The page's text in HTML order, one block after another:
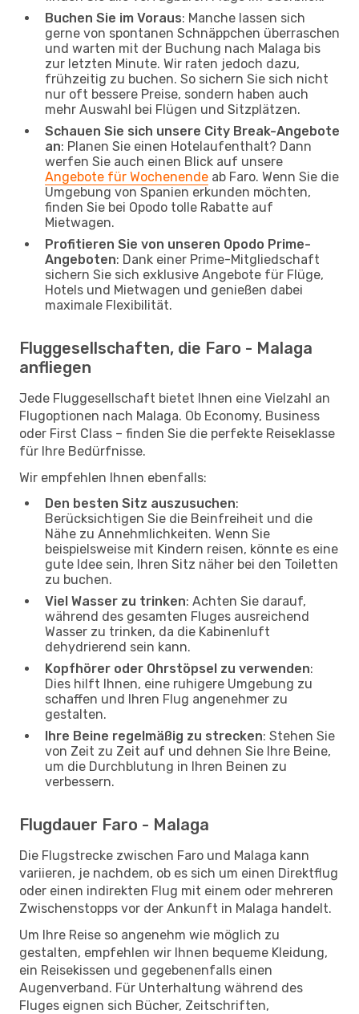
Buchen Sie im Voraus: Manche lassen sich
gerne von spontanen Schnäppchen überraschen
und warten mit der Buchung nach Malaga bis
zur letzten Minute. Wir raten jedoch dazu,
frühzeitig zu buchen. So sichern Sie sich nicht
nur oft bessere Preise, sondern haben auch
mehr Auswahl bei Flügen und Sitzplätzen.
Schauen Sie sich unsere City Break-Angebote
an: Planen Sie einen Hotelaufenthalt? Dann
werfen Sie auch einen Blick auf unsere
Angebote für Wochenende ab Faro. Wenn Sie die
Umgebung von Spanien erkunden möchten,
finden Sie bei Opodo tolle Rabatte auf
Mietwagen.
Profitieren Sie von unseren Opodo Prime-
Angeboten: Dank einer Prime-Mitgliedschaft
sichern Sie sich exklusive Angebote für Flüge,
Hotels und Mietwagen und genießen dabei
maximale Flexibilität.
Fluggesellschaften, die Faro - Malaga
anfliegen
Jede Fluggesellschaft bietet Ihnen eine Vielzahl an
Flugoptionen nach Malaga. Ob Economy, Business
oder First Class – finden Sie die perfekte Reiseklasse
für Ihre Bedürfnisse.
Wir empfehlen Ihnen ebenfalls:
Den besten Sitz auszusuchen:
Berücksichtigen Sie die Beinfreiheit und die
Nähe zu Annehmlichkeiten. Wenn Sie
beispielsweise mit Kindern reisen, könnte es eine
gute Idee sein, Ihren Sitz näher bei den Toiletten
zu buchen.
Viel Wasser zu trinken: Achten Sie darauf,
während des gesamten Fluges ausreichend
Wasser zu trinken, da die Kabinenluft
dehydrierend sein kann.
Kopfhörer oder Ohrstöpsel zu verwenden:
Dies hilft Ihnen, eine ruhigere Umgebung zu
schaffen und Ihren Flug angenehmer zu
gestalten.
Ihre Beine regelmäßig zu strecken: Stehen Sie
von Zeit zu Zeit auf und dehnen Sie Ihre Beine,
um die Durchblutung in Ihren Beinen zu
verbessern.
Flugdauer Faro - Malaga
Die Flugstrecke zwischen Faro und Malaga kann
variieren, je nachdem, ob es sich um einen Direktflug
oder einen indirekten Flug mit einem oder mehreren
Zwischenstopps vor der Ankunft in Malaga handelt.
Um Ihre Reise so angenehm wie möglich zu
gestalten, empfehlen wir Ihnen bequeme Kleidung,
ein Reisekissen und gegebenenfalls einen
Augenverband. Für Unterhaltung während des
Fluges eignen sich Bücher, Zeitschriften,